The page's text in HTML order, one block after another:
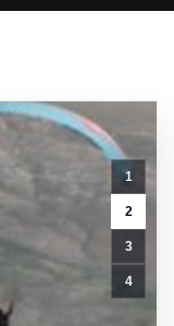
1
2
3
4